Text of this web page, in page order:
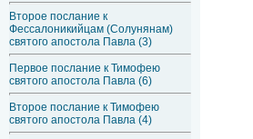
Второе послание к
Фессалоникийцам (Солунянам)
святого апостола Павла (3)
Первое послание к Тимофею
святого апостола Павла (6)
Второе послание к Тимофею
святого апостола Павла (4)